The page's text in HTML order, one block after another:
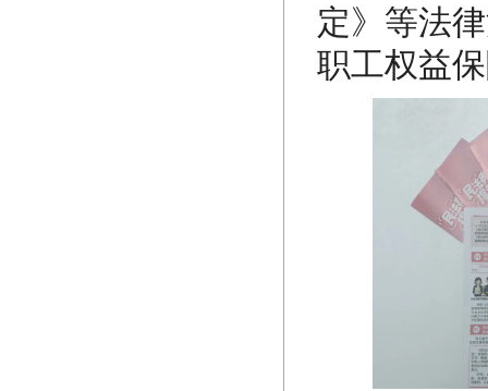
定》等法
职工权益